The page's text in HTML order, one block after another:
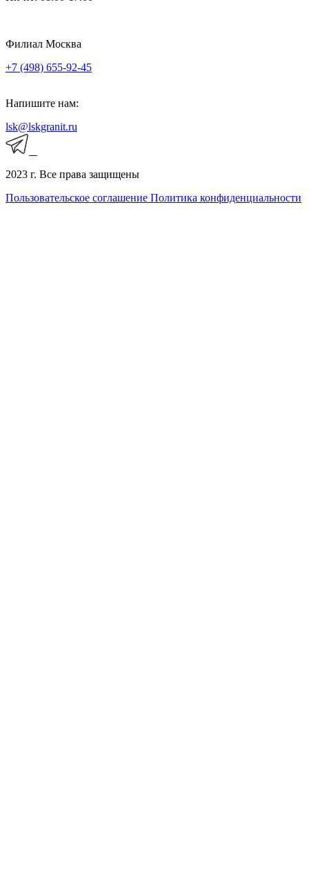
Филиал Москва
+7 (498) 655-92-45
Напишите нам:
lsk@lskgranit.ru
2023 г. Все права защищены
Пользовательское соглашение Политика конфиденциальности